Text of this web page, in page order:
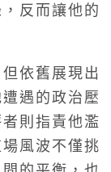
反而讓他的
依舊展現出
遇的政治壓
則指責他濫
風波不僅挑